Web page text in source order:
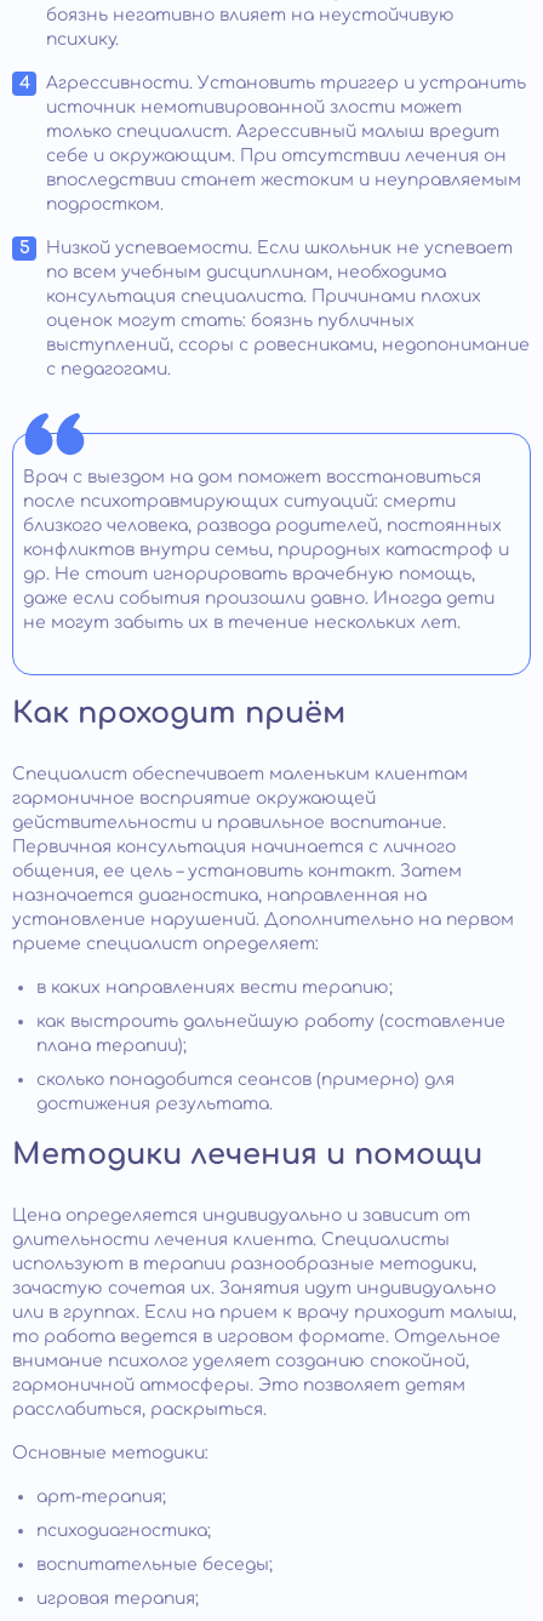
боязнь негативно влияет на неустойчивую
психику.
Агрессивности. Установить триггер и устранить
источник немотивированной злости может
только специалист. Агрессивный малыш вредит
себе и окружающим. При отсутствии лечения он
впоследствии станет жестоким и неуправляемым
подростком.
Низкой успеваемости. Если школьник не успевает
по всем учебным дисциплинам, необходима
консультация специалиста. Причинами плохих
оценок могут стать: боязнь публичных
выступлений, ссоры с ровесниками, недопонимание
с педагогами.
Врач с выездом на дом поможет восстановиться
после психотравмирующих ситуаций: смерти
близкого человека, развода родителей, постоянных
конфликтов внутри семьи, природных катастроф и
др. Не стоит игнорировать врачебную помощь,
даже если события произошли давно. Иногда дети
не могут забыть их в течение нескольких лет.
Как проходит приём
Специалист обеспечивает маленьким клиентам
гармоничное восприятие окружающей
действительности и правильное воспитание.
Первичная консультация начинается с личного
общения, ее цель – установить контакт. Затем
назначается диагностика, направленная на
установление нарушений. Дополнительно на первом
приеме специалист определяет:
в каких направлениях вести терапию;
как выстроить дальнейшую работу (составление
плана терапии);
сколько понадобится сеансов (примерно) для
достижения результата.
Методики лечения и помощи
Цена определяется индивидуально и зависит от
длительности лечения клиента. Специалисты
используют в терапии разнообразные методики,
зачастую сочетая их. Занятия идут индивидуально
или в группах. Если на прием к врачу приходит малыш,
то работа ведется в игровом формате. Отдельное
внимание психолог уделяет созданию спокойной,
гармоничной атмосферы. Это позволяет детям
расслабиться, раскрыться.
Основные методики:
арт-терапия;
психодиагностика;
воспитательные беседы;
игровая терапия;